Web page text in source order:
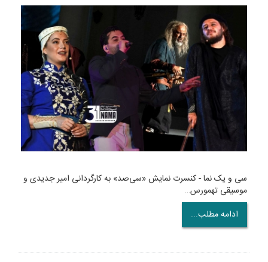
سی و یک نما - کنسرت نمایش «سی‌صد» به کارگردانی امیر جدیدی و
موسیقی تهمورس…
ادامه مطلب...